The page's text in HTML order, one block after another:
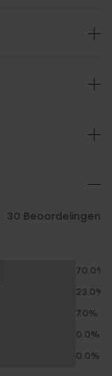
30 Beoordelingen
70.0%
23.0%
7.0%
0.0%
0.0%